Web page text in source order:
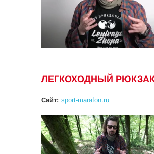
ЛЕГКОХОДНЫЙ РЮКЗАК
Сайт: sport-marafon.ru